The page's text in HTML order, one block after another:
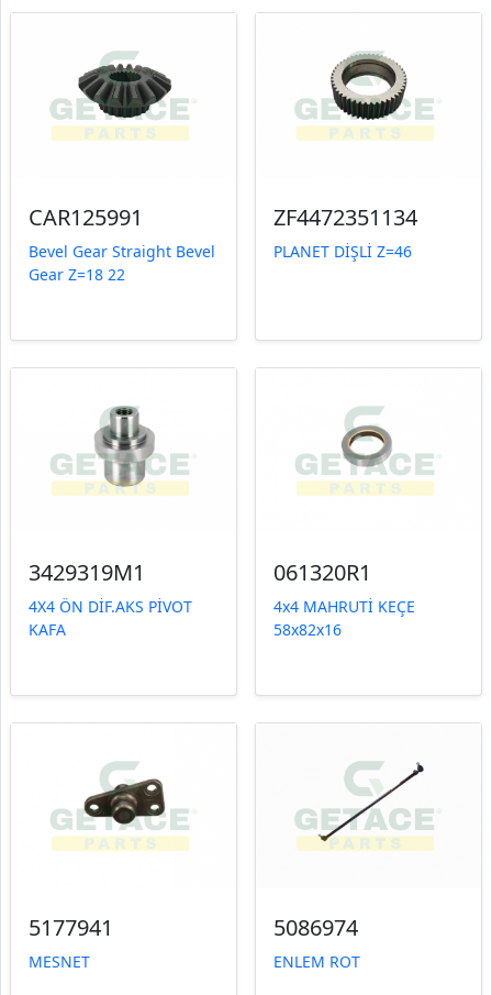
CAR125991
Bevel Gear Straight Bevel
Gear Z=18 22
ZF4472351134
PLANET DİŞLİ Z=46
3429319M1
4X4 ÖN DİF.AKS PİVOT
KAFA
061320R1
4x4 MAHRUTİ KEÇE
58x82x16
5177941
MESNET
5086974
ENLEM ROT